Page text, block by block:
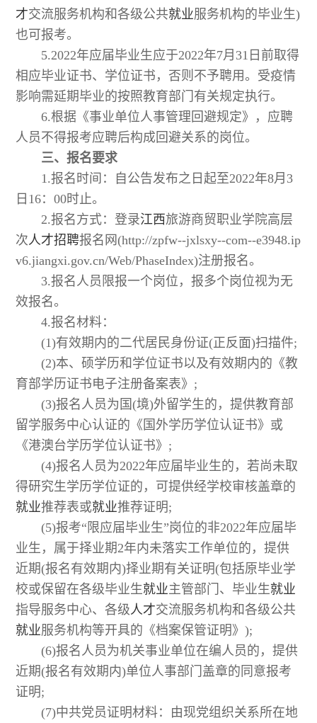
才交流服务机构和各级公共就业服务机构的毕业生)
也可报考。
5.2022年应届毕业生应于2022年7月31日前取得
相应毕业证书、学位证书，否则不予聘用。受疫情
影响需延期毕业的按照教育部门有关规定执行。
6.根据《事业单位人事管理回避规定》，应聘
人员不得报考应聘后构成回避关系的岗位。
三、报名要求
1.报名时间：自公告发布之日起至2022年8月3
日16：00时止。
2.报名方式：登录江西旅游商贸职业学院高层
次人才招聘报名网(http://zpfw--jxlsxy--com--e3948.ip
v6.jiangxi.gov.cn/Web/PhaseIndex)注册报名。
3.报名人员限报一个岗位，报多个岗位视为无
效报名。
4.报名材料：
(1)有效期内的二代居民身份证(正反面)扫描件;
(2)本、硕学历和学位证书以及有效期内的《教
育部学历证书电子注册备案表》;
(3)报名人员为国(境)外留学生的，提供教育部
留学服务中心认证的《国外学历学位认证书》或
《港澳台学历学位认证书》;
(4)报名人员为2022年应届毕业生的，若尚未取
得研究生学历学位证的，可提供经学校审核盖章的
就业推荐表或就业推荐证明;
(5)报考“限应届毕业生”岗位的非2022年应届毕
业生，属于择业期2年内未落实工作单位的，提供
近期(报名有效期内)择业期有关证明(包括原毕业学
校或保留在各级毕业生就业主管部门、毕业生就业
指导服务中心、各级人才交流服务机构和各级公共
就业服务机构等开具的《档案保管证明》);
(6)报名人员为机关事业单位在编人员的，提供
近期(报名有效期内)单位人事部门盖章的同意报考
证明;
(7)中共党员证明材料：由现党组织关系所在地